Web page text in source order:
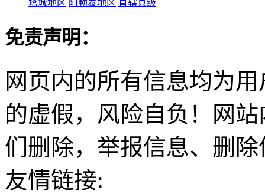
塔城地区 阿勒泰地区 直辖县级
免责声明：
网页内的所有信息均为
的虚假，风险自负！网
们删除，举报信息、删
友情链接: